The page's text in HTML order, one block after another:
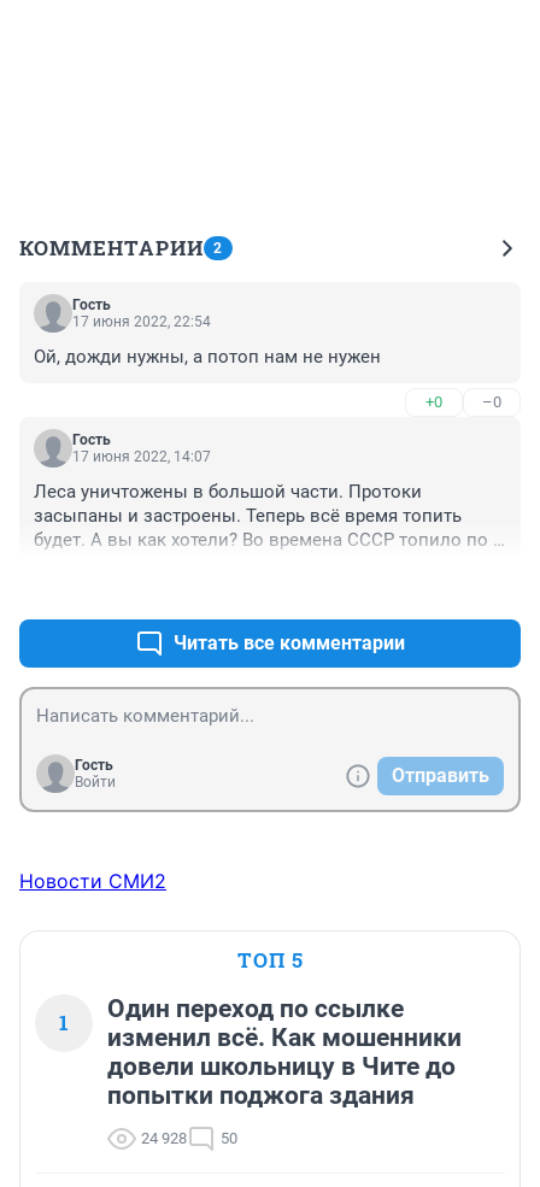
КОММЕНТАРИИ 2
Гость
17 июня 2022, 22:54
Ой, дожди нужны, а потоп нам не нужен
+0 –0
Гость
17 июня 2022, 14:07
Леса уничтожены в большой части. Протоки
засыпаны и застроены. Теперь всё время топить
будет. А вы как хотели? Во времена СССР топило по
Читать все комментарии
Гость
Войти
Отправить
Новости СМИ2
ТОП 5
1
Один переход по ссылке
изменил всё. Как мошенники
довели школьницу в Чите до
попытки поджога здания
24 928 50